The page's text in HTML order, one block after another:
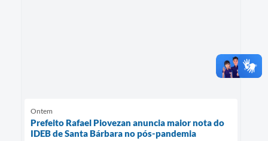
Ontem
Prefeito Rafael Piovezan anuncia maior nota do
IDEB de Santa Bárbara no pós-pandemia